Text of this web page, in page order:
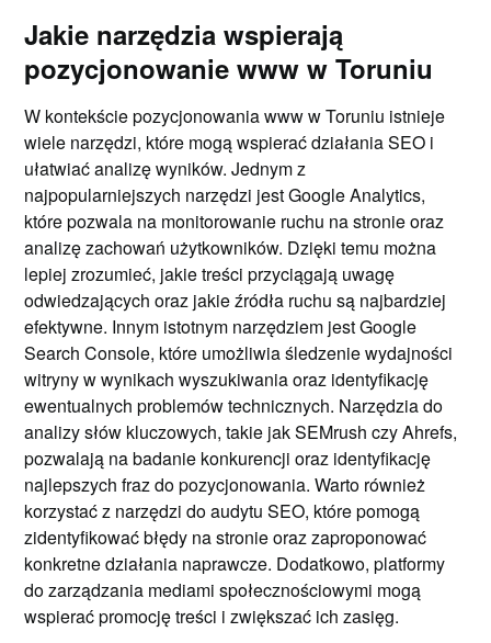
Jakie narzędzia wspierają
pozycjonowanie www w Toruniu
W kontekście pozycjonowania www w Toruniu istnieje
wiele narzędzi, które mogą wspierać działania SEO i
ułatwiać analizę wyników. Jednym z
najpopularniejszych narzędzi jest Google Analytics,
które pozwala na monitorowanie ruchu na stronie oraz
analizę zachowań użytkowników. Dzięki temu można
lepiej zrozumieć, jakie treści przyciągają uwagę
odwiedzających oraz jakie źródła ruchu są najbardziej
efektywne. Innym istotnym narzędziem jest Google
Search Console, które umożliwia śledzenie wydajności
witryny w wynikach wyszukiwania oraz identyfikację
ewentualnych problemów technicznych. Narzędzia do
analizy słów kluczowych, takie jak SEMrush czy Ahrefs,
pozwalają na badanie konkurencji oraz identyfikację
najlepszych fraz do pozycjonowania. Warto również
korzystać z narzędzi do audytu SEO, które pomogą
zidentyfikować błędy na stronie oraz zaproponować
konkretne działania naprawcze. Dodatkowo, platformy
do zarządzania mediami społecznościowymi mogą
wspierać promocję treści i zwiększać ich zasięg.